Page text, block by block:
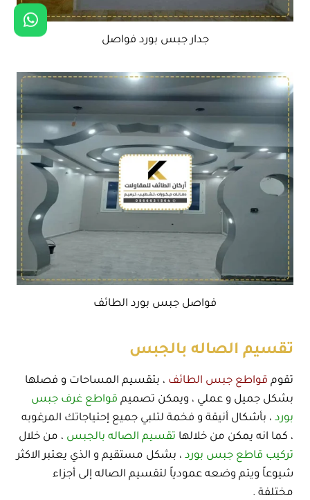
جدار جبس بورد فواصل
فواصل جبس بورد الطائف
تقسيم الصاله بالجبس
تقوم قواطع جبس الطائف ، بتقسيم المساحات و فصلها
بشكل جميل و عملي ، ويمكن تصميم قواطع غرف جبس
بورد ، بأشكال أنيقة و فخمة لتلبي جميع إحتياجاتك المرغوبه
، كما انه يمكن من خلالها تقسيم الصاله بالجبس ، من خلال
تركيب قاطع جبس بورد ، بشكل مستقيم و الذي يعتبر الاكثر
شيوعاً ويتم وضعه عمودياً لتقسيم الصاله إلى أجزاء
مختلفة .